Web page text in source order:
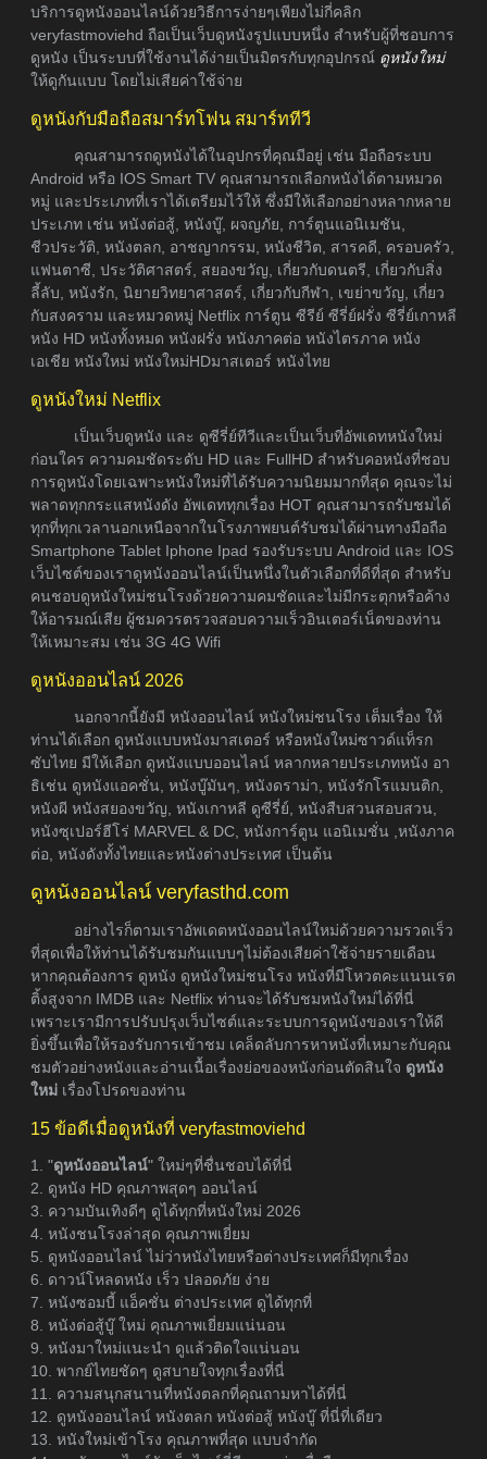
บริการดูหนังออนไลน์ด้วยวิธีการง่ายๆเพียงไม่กี่คลิก
veryfastmoviehd ถือเป็นเว็บดูหนังรูปแบบหนึ่ง สำหรับผู้ที่ชอบการ
ดูหนัง เป็นระบบที่ใช้งานได้ง่ายเป็นมิตรกับทุกอุปกรณ์ ดูหนังใหม่
ให้ดูกันแบบ โดยไม่เสียค่าใช้จ่าย
ดูหนังกับมือถือสมาร์ทโฟน สมาร์ททีวี
คุณสามารถดูหนังได้ในอุปกรที่คุณมีอยู่ เช่น มือถือระบบ
Android หรือ IOS Smart TV คุณสามารถเลือกหนังได้ตามหมวด
หมู่ และประเภทที่เราได้เตรียมไว้ให้ ซึ่งมีให้เลือกอย่างหลากหลาย
ประเภท เช่น หนังต่อสู้, หนังบู๊, ผจญภัย, การ์ตูนแอนิเมชัน,
ชีวประวัติ, หนังตลก, อาชญากรรม, หนังชีวิต, สารคดี, ครอบครัว,
แฟนตาซี, ประวัติศาสตร์, สยองขวัญ, เกี่ยวกับดนตรี, เกี่ยวกับสิ่ง
ลี้ลับ, หนังรัก, นิยายวิทยาศาสตร์, เกี่ยวกับกีฬา, เขย่าขวัญ, เกี่ยว
กับสงคราม และหมวดหมู่ Netflix การ์ตูน ซีรีย์ ซีรี่ย์ฝรั่ง ซีรี่ย์เกาหลี
หนัง HD หนังทั้งหมด หนังฝรั่ง หนังภาคต่อ หนังไตรภาค หนัง
เอเชีย หนังใหม่ หนังใหม่HDมาสเตอร์ หนังไทย
ดูหนังใหม่ Netflix
เป็นเว็บดูหนัง และ ดูซีรี่ย์ทีวีและเป็นเว็บที่อัพเดทหนังใหม่
ก่อนใคร ความคมชัดระดับ HD และ FullHD สำหรับคอหนังที่ชอบ
การดูหนังโดยเฉพาะหนังใหม่ที่ได้รับความนิยมมากที่สุด คุณจะไม่
พลาดทุกกระแสหนังดัง อัพเดททุกเรื่อง HOT คุณสามารถรับชมได้
ทุกที่ทุกเวลานอกเหนือจากในโรงภาพยนต์รับชมได้ผ่านทางมือถือ
Smartphone Tablet Iphone Ipad รองรับระบบ Android และ IOS
เว็บไซต์ของเราดูหนังออนไลน์เป็นหนึ่งในตัวเลือกที่ดีที่สุด สำหรับ
คนชอบดูหนังใหม่ชนโรงด้วยความคมชัดและไม่มีกระตุกหรือค้าง
ให้อารมณ์เสีย ผู้ชมควรตรวจสอบความเร็วอินเตอร์เน็ตของท่าน
ให้เหมาะสม เช่น 3G 4G Wifi
ดูหนังออนไลน์ 2026
นอกจากนี้ยังมี หนังออนไลน์ หนังใหม่ชนโรง เต็มเรื่อง ให้
ท่านได้เลือก ดูหนังแบบหนังมาสเตอร์ หรือหนังใหม่ซาวด์แท็รก
ซับไทย มีให้เลือก ดูหนังแบบออนไลน์ หลากหลายประเภทหนัง อา
ธิเช่น ดูหนังแอคชั่น, หนังบู๊มันๆ, หนังดราม่า, หนังรักโรแมนติก,
หนังผี หนังสยองขวัญ, หนังเกาหลี ดูซีรี่ย์, หนังสืบสวนสอบสวน,
หนังซุเปอร์ฮีโร่ MARVEL & DC, หนังการ์ตูน แอนิเมชั่น ,หนังภาค
ต่อ, หนังดังทั้งไทยและหนังต่างประเทศ เป็นต้น
ดูหนังออนไลน์ veryfasthd.com
อย่างไรก็ตามเราอัพเดตหนังออนไลน์ใหม่ด้วยความรวดเร็ว
ที่สุดเพื่อให้ท่านได้รับชมกันแบบๆไม่ต้องเสียค่าใช้จ่ายรายเดือน
หากคุณต้องการ ดูหนัง ดูหนังใหม่ชนโรง หนังที่มีโหวตคะแนนเรต
ติ้งสูงจาก IMDB และ Netflix ท่านจะได้รับชมหนังใหม่ได้ที่นี่
เพราะเรามีการปรับปรุงเว็บไซต์และระบบการดูหนังของเราให้ดี
ยิ่งขึ้นเพื่อให้รองรับการเข้าชม เคล็ดลับการหาหนังที่เหมาะกับคุณ
ชมตัวอย่างหนังและอ่านเนื้อเรื่องย่อของหนังก่อนตัดสินใจ ดูหนัง
ใหม่ เรื่องโปรดของท่าน
15 ข้อดีเมื่อดูหนังที่ veryfastmoviehd
1. "ดูหนังออนไลน์" ใหม่ๆที่ชื่นชอบได้ที่นี่
2. ดูหนัง HD คุณภาพสุดๆ ออนไลน์
3. ความบันเทิงดีๆ ดูได้ทุกที่หนังใหม่ 2026
4. หนังชนโรงล่าสุด คุณภาพเยี่ยม
5. ดูหนังออนไลน์ ไม่ว่าหนังไทยหรือต่างประเทศก็มีทุกเรื่อง
6. ดาวน์โหลดหนัง เร็ว ปลอดภัย ง่าย
7. หนังซอมบี้ แอ็คชั่น ต่างประเทศ ดูได้ทุกที่
8. หนังต่อสู้บู๊ ใหม่ คุณภาพเยี่ยมแน่นอน
9. หนังมาใหม่แนะนำ ดูแล้วติดใจแน่นอน
10. พากย์ไทยชัดๆ ดูสบายใจทุกเรื่องที่นี่
11. ความสนุกสนานที่หนังตลกที่คุณถามหาได้ที่นี่
12. ดูหนังออนไลน์ หนังตลก หนังต่อสู้ หนังบู๊ ที่นี่ที่เดียว
13. หนังใหม่เข้าโรง คุณภาพที่สุด แบบจำกัด